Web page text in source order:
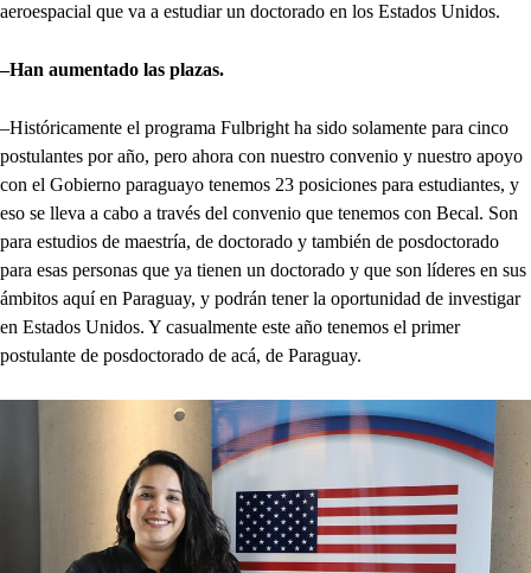
aeroespacial que va a estudiar un doctorado en los Estados Unidos.
–Han aumentado las plazas.
–Históricamente el programa Fulbright ha sido solamente para cinco
postulantes por año, pero ahora con nuestro convenio y nuestro apoyo
con el Gobierno paraguayo tenemos 23 posiciones para estudiantes, y
eso se lleva a cabo a través del convenio que tenemos con Becal. Son
para estudios de maestría, de doctorado y también de posdoctorado
para esas personas que ya tienen un doctorado y que son líderes en sus
ámbitos aquí en Paraguay, y podrán tener la oportunidad de investigar
en Estados Unidos. Y casualmente este año tenemos el primer
postulante de posdoctorado de acá, de Paraguay.